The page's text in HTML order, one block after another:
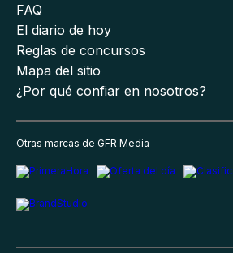
FAQ
El diario de hoy
Reglas de concursos
Mapa del sitio
¿Por qué confiar en nosotros?
Otras marcas de GFR Media